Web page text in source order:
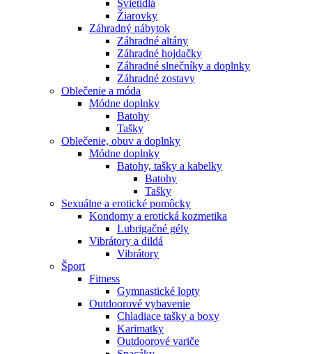
Svietidlá
Žiarovky
Záhradný nábytok
Záhradné altány
Záhradné hojdačky
Záhradné slnečníky a doplnky
Záhradné zostavy
Oblečenie a móda
Módne doplnky
Batohy
Tašky
Oblečenie, obuv a doplnky
Módne doplnky
Batohy, tašky a kabelky
Batohy
Tašky
Sexuálne a erotické pomôcky
Kondomy a erotická kozmetika
Lubrigačné gély
Vibrátory a dildá
Vibrátory
Šport
Fitness
Gymnastické lopty
Outdoorové vybavenie
Chladiace tašky a boxy
Karimatky
Outdoorové variče